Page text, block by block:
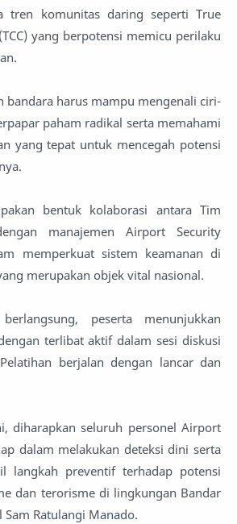
tren komunitas daring seperti True
yang berpotensi memicu perilaku
bandara harus mampu mengenali ciri-
paham radikal serta memahami
yang tepat untuk mencegah potensi
bentuk kolaborasi antara Tim
manajemen Airport Security
memperkuat sistem keamanan di
merupakan objek vital nasional.
peserta menunjukkan
terlibat aktif dalam sesi diskusi
berjalan dengan lancar dan
diharapkan seluruh personel Airport
dalam melakukan deteksi dini serta
langkah preventif terhadap potensi
dan terorisme di lingkungan Bandar
Ratulangi Manado.